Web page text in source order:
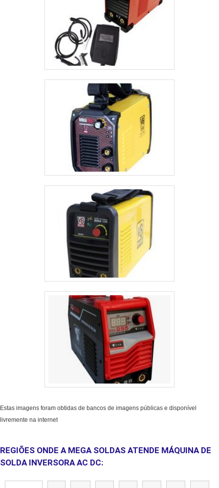
Estas imagens foram obtidas de bancos de imagens públicas e disponível
livremente na internet
REGIÕES ONDE A MEGA SOLDAS ATENDE MÁQUINA DE
SOLDA INVERSORA AC DC: